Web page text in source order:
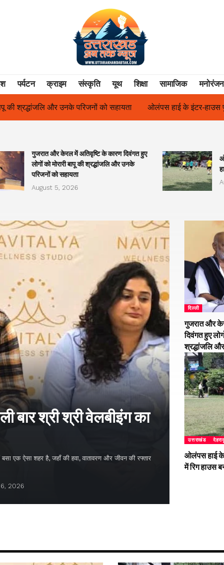
पर्यटन क्राइम संस्कृति यूथ शिक्षा सामाजिक मनोरंजन
ओलंपस हाई के इंटर-हाउस फुटबॉल टूर्नामेंट में रिग हाउस बना चैंपियन
गुजरात और केरल में अतिवृष्टि के कारण दिवंगत हुए
लोगों को मोरारी बापू की श्रद्धांजलि और उनके
परिजनों को सहायता
August 5, 2026
बार श्री श्री वेलबीइंग का
बसा एक ऐसा शहर है, जहाँ की हवा, वातावरण और जीवन की रफ्तार
2026
दिल्ली
गुजरात और
दिवंगत हुए
श्रद्धांजलि
उत्तराखंड
ओलंपस हाई के
में रिग हाउस